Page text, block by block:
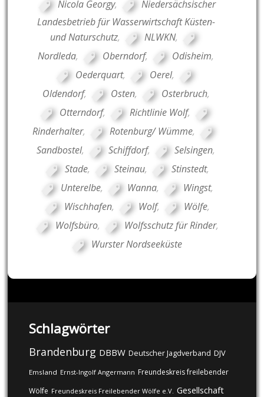
Nicola Georgy,
Niedersächsischer
Landesbetrieb für Wasserwirtschaft Küsten-
und Naturschutz, NLWKN,
Nordleda, Oberndorf, Odisheim,
Oederquart, Oerel,
Oldendorf, Osten, Osterbruch,
Otterndorf, Richtlinie Wolf,
Rinderhalter, Rotenburg/ Wümme,
Sandbostel, Schiffdorf, Selsingen,
Stade, Steinau, Stinstedt,
Unterelbe, Wanna, Wingst,
Wischhafen, Wolf, Wölfe,
Wolfsbüro, Wolfsschutz für Rinder,
Wurster Nordseeküste
Schlagwörter
Brandenburg DBBW Deutscher Jagdverband DJV
Emsland Ernst-Ingolf Angermann Freundeskreis freilebender
Wölfe Freundeskreis Freilebender Wölfe e.V. Gesellschaft